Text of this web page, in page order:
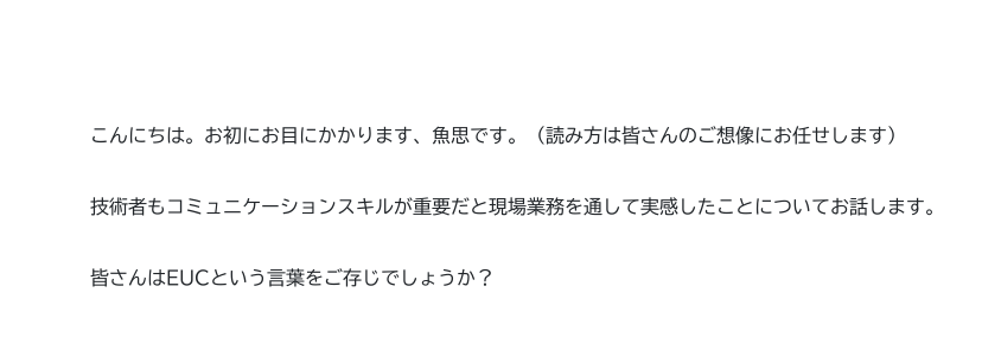
こんにちは。お初にお目にかかります、魚思です。（読み方は皆さんのご想像にお任せします）
技術者もコミュニケーションスキルが重要だと現場業務を通して実感したことについてお話します。
皆さんはEUCという言葉をご存じでしょうか？